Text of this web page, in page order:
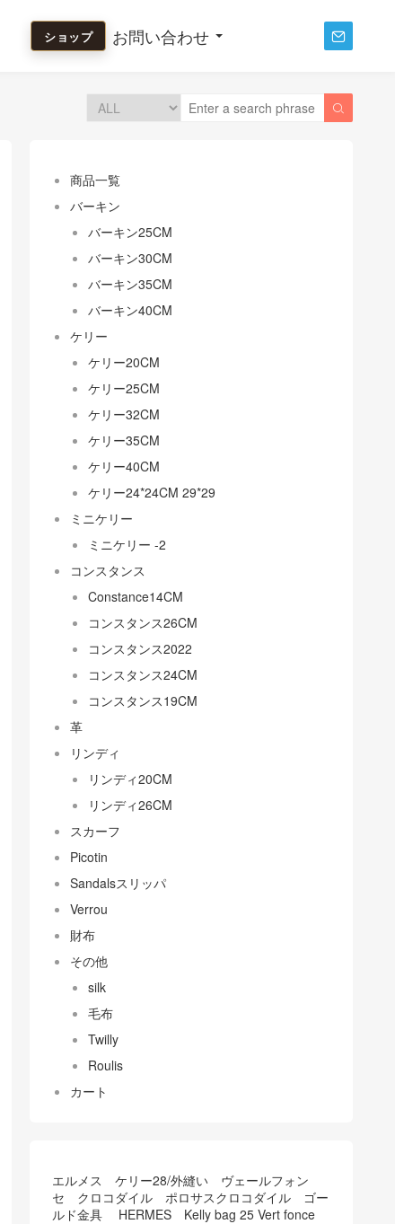
ショップ お問い合わせ 

商品一覧
バーキン
バーキン25CM
バーキン30CM
バーキン35CM
バーキン40CM
ケリー
ケリー20CM
ケリー25CM
ケリー32CM
ケリー35CM
ケリー40CM
ケリー24*24CM 29*29
ミニケリー
ミニケリー -2
コンスタンス
Constance14CM
コンスタンス26CM
コンスタンス2022
コンスタンス24CM
コンスタンス19CM
革
リンディ
リンディ20CM
リンディ26CM
スカーフ
Picotin
Sandalsスリッパ
Verrou
財布
その他
silk
毛布
Twilly
Roulis
カート
エルメス ケリー28/外縫い ヴェールフォン
セ クロコダイル ポロサスクロコダイル ゴー
ルド金具 HERMES Kelly bag 25 Vert fonce